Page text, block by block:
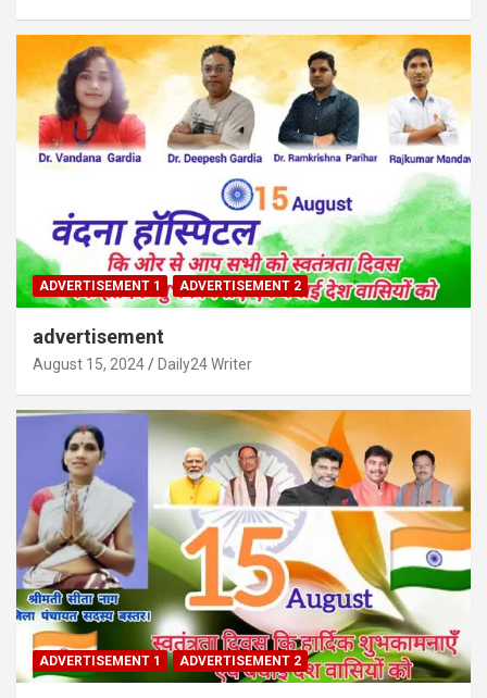
ADVERTISEMENT 1 ADVERTISEMENT 2
advertisement
August 15, 2024 Daily24 Writer
ADVERTISEMENT 1 ADVERTISEMENT 2